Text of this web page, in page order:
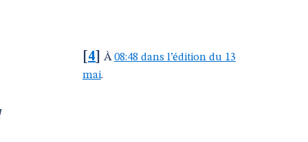
4 À08:48 dans l’édition du 13
mai.